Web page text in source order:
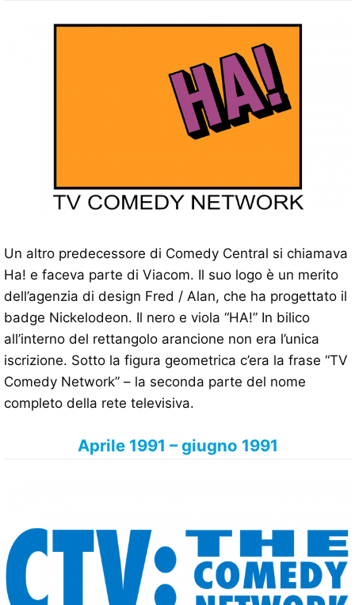
Un altro predecessore di Comedy Central si chiamava
Ha! e faceva parte di Viacom. Il suo logo è un merito
dell’agenzia di design Fred / Alan, che ha progettato il
badge Nickelodeon. Il nero e viola “HA!” In bilico
all’interno del rettangolo arancione non era l’unica
iscrizione. Sotto la figura geometrica c’era la frase “TV
Comedy Network” – la seconda parte del nome
completo della rete televisiva.
Aprile 1991 – giugno 1991